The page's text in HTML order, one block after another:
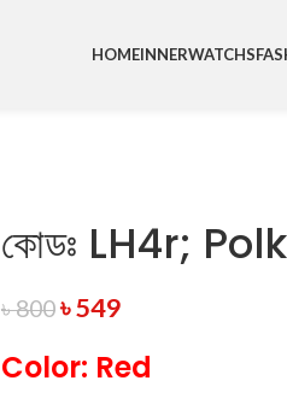
HOMEINNERWATCHS
কোডঃ LH4r;
৳800৳549
Color: Red